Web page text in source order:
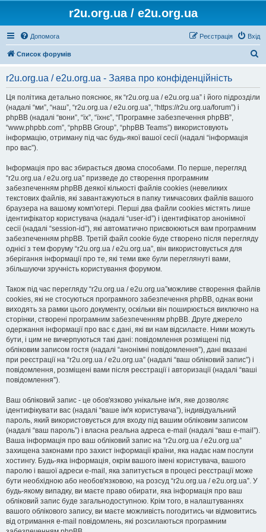
r2u.org.ua / e2u.org.ua
Допомога Вхід
Реєстрація
Список форумів
r2u.org.ua / e2u.org.ua - Заява про конфіденційність
Ця політика детально пояснює, як “r2u.org.ua / e2u.org.ua” і його підрозділи
(надалі “ми”, “наш”, “r2u.org.ua / e2u.org.ua”, “https://r2u.org.ua/forum”) і
phpBB (надалі “вони”, “їх”, “їхнє”, “Програмне забезпечення phpBB”,
“www.phpbb.com”, “phpBB Group”, “phpBB Teams”) використовують
інформацію, отриману під час будь-якої вашої сесії (надалі “інформація
про вас”).
Інформація про вас збирається двома способами. По перше, перегляд
“r2u.org.ua / e2u.org.ua” призведе до створення програмним
забезпеченням phpBB деякої кількості файлів cookies (невеликих
текстових файлів, які завантажуються в папку тимчасових файлів вашого
браузера на вашому комп'ютері. Перші два файли cookies містять лише
ідентифікатор користувача (надалі “user-id”) і ідентифікатор анонімної
сесії (надалі “session-id”), які автоматично присвоюються вам програмним
забезпеченням phpBB. Третій файл cookie буде створено після перегляду
однієї з тем форуму “r2u.org.ua / e2u.org.ua”, він використовується для
зберігання інформації про те, які теми вже були переглянуті вами,
збільшуючи зручність користування форумом.
Також під час перегляду “r2u.org.ua / e2u.org.ua”можливе створення файлів
cookies, які не стосуються програмного забезпечення phpBB, однак вони
виходять за рамки цього документу, оскільки він поширюється виключно на
сторінки, створені програмним забезпеченням phpBB. Друге джерело
одержання інформації про вас є дані, які ви нам відсилаєте. Ними можуть
бути, і цим не вичерпуються такі дані: повідомлення розміщені під
обліковим записом гостя (надалі “анонімні повідомлення”), дані вказані
при реєстрації на “r2u.org.ua / e2u.org.ua” (надалі “ваш обліковий запис”) і
повідомлення, розміщені вами після реєстрації і авторизації (надалі “ваші
повідомлення”).
Ваш обліковий запис - це обов'язково унікальне ім'я, яке дозволяє
ідентифікувати вас (надалі “ваше ім'я користувача”), індивідуальний
пароль, який використовується для входу під вашим обліковим записом
(надалі “ваш пароль”) і власна реальна адреса e-mail (надалі “ваш e-mail”).
Ваша інформація про ваш обліковий запис на “r2u.org.ua / e2u.org.ua”
захищена законами про захист інформації країни, яка надає нам послуги
хостингу. Будь-яка інформація, окрім вашого імені користувача, вашого
паролю і вашої адреси e-mail, яка запитується в процесі реєстрації може
бути необхідною або необов'язковою, на розсуд “r2u.org.ua / e2u.org.ua”. У
будь-якому випадку, ви маєте право обирати, яка інформація про ваш
обліковий запис буде загальнодоступною. Крім того, в налаштуваннях
вашого облікового запису, ви маєте можливість погодитись чи відмовитись
від отримання e-mail повідомлень, які розсилаються програмним